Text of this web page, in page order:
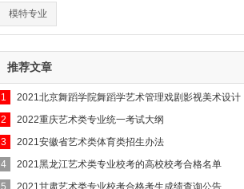
模特专业
推荐文章
1
2021北京舞蹈学院舞蹈学艺术管理戏剧影视美术设计
专业
2
2022重庆艺术类专业统一考试大纲
3
2021安徽省艺术类体育类招生办法
4
2021黑龙江艺术类专业校考的高校校考合格名单
5
2021甘肃艺术类专业校考合格考生成绩查询公告